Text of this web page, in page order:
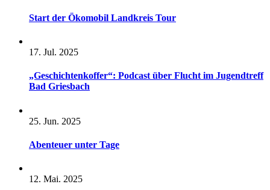
Start der Ökomobil Landkreis Tour
17. Jul. 2025
„Geschichtenkoffer“: Podcast über Flucht im Jugendtreff
Bad Griesbach
25. Jun. 2025
Abenteuer unter Tage
12. Mai. 2025